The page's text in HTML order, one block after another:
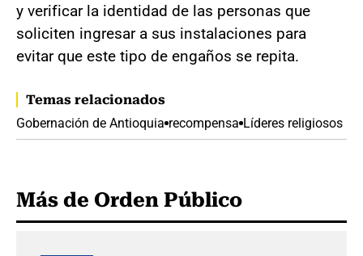
y verificar la identidad de las personas que
soliciten ingresar a sus instalaciones para
evitar que este tipo de engaños se repita.
Temas relacionados
Gobernación de Antioquia recompensa Líderes religiosos
Más de Orden Público